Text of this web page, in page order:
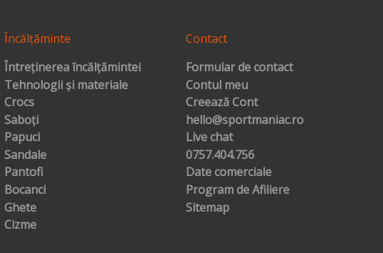
Încălțăminte
Întreținerea încălțămintei
Tehnologii și materiale
Crocs
Saboți
Papuci
Sandale
Pantofi
Bocanci
Ghete
Cizme
Contact
Formular de contact
Contul meu
Creează Cont
hello@sportmaniac.ro
Live chat
0757.404.756
Date comerciale
Program de Afiliere
Sitemap